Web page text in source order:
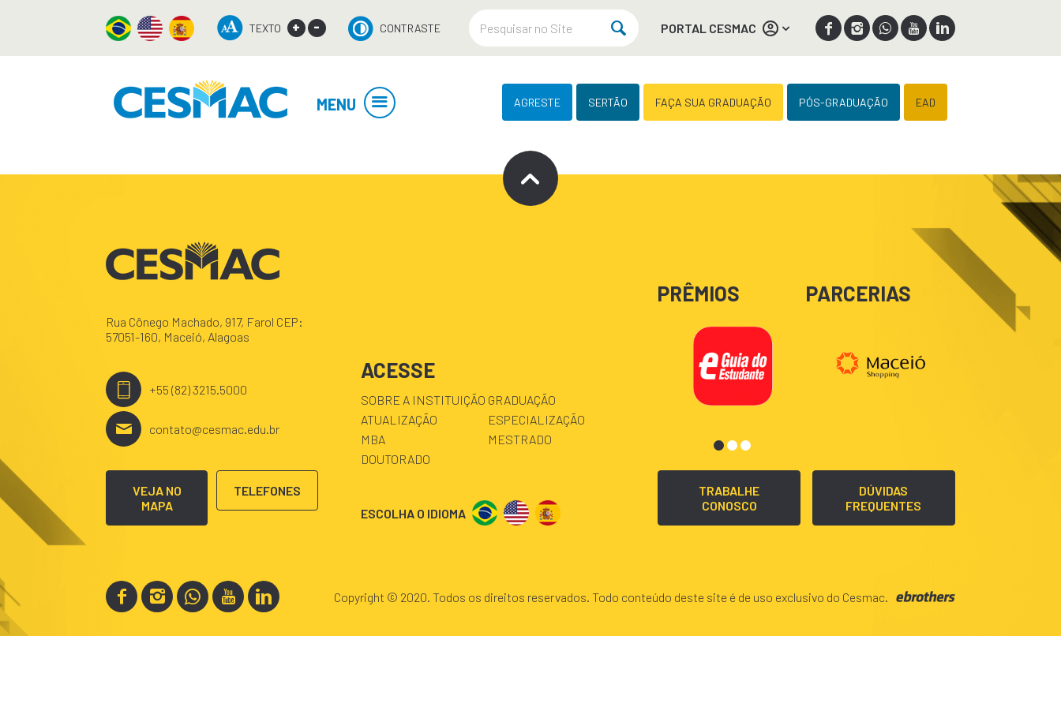
TEXTO + - CONTRASTE PORTAL CESMAC
MENU AGRESTE SERTÃO FAÇA SUA GRADUAÇÃO PÓS-GRADUAÇÃO EAD
Rua Cônego Machado, 917, Farol CEP:
57051-160, Maceió, Alagoas
+55 (82) 3215.5000
contato@cesmac.edu.br
VEJA NO
MAPA
TELEFONES
ACESSE
SOBRE A INSTITUIÇÃO GRADUAÇÃO
ATUALIZAÇÃO
ESPECIALIZAÇÃO
MBA
MESTRADO
DOUTORADO
ESCOLHA O IDIOMA
PRÊMIOS PARCERIAS
TRABALHE
CONOSCO
DÚVIDAS
FREQUENTES
Copyright © 2020. Todos os direitos reservados. Todo conteúdo deste site é de uso exclusivo do Cesmac.